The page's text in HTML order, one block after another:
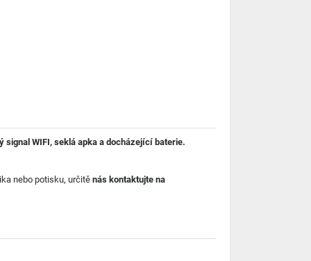
signal WIFI, seklá apka a docházející baterie.
nebo potisku, určitěnás kontaktujte na